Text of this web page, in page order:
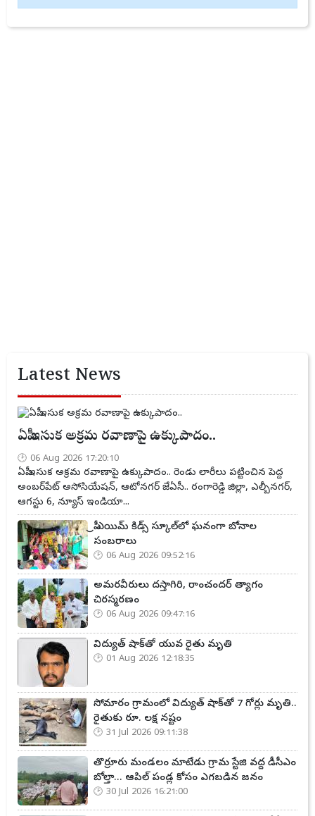
Latest News
ఏపీ ఇసుక అక్రమ రవాణాపై ఉక్కుపాదం..
06 Aug 2026 17:20:10
ఏపీ ఇసుక అక్రమ రవాణాపై ఉక్కుపాదం.. రెండు లారీలు పట్టించిన పెద్ద
అంబర్‌పేట్ అసోసియేషన్, ఆటోనగర్ జేఏసీ.. రంగారెడ్డి జిల్లా, ఎల్బీనగర్,
ఆగస్టు 6, న్యూస్ ఇండియా...
ప్రీ ఎయిమ్ కిడ్స్ స్కూల్‌లో ఘనంగా బోనాల
సంబరాలు
06 Aug 2026 09:52:16
అమరవీరులు దస్తాగిరి, రాంచందర్ త్యాగం
చిరస్మరణం
06 Aug 2026 09:47:16
విద్యుత్ షాక్‌తో యువ రైతు మృతి
01 Aug 2026 12:18:35
సోమారం గ్రామంలో విద్యుత్ షాక్‌తో 7 గోర్లు మృతి..
రైతుకు రూ. లక్ష నష్టం
31 Jul 2026 09:11:38
తొర్రూరు మండలం మాటేడు గ్రామ స్టేజి వద్ద డీసీఎం
బోల్తా... ఆపిల్ పండ్ల కోసం ఎగబడిన జనం
30 Jul 2026 16:21:00